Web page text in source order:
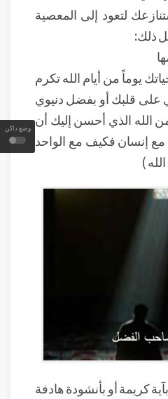
وضع داكن
لتعود إلى المعصية
ذلك:
يوماً من أيام الله تكرم
على قلبك أو بفضل دنيوي
الله الذي أحسن إليك أن
مع إنسان فكيف مع الواحد
)
كريمة أو بأنشودة هادفة